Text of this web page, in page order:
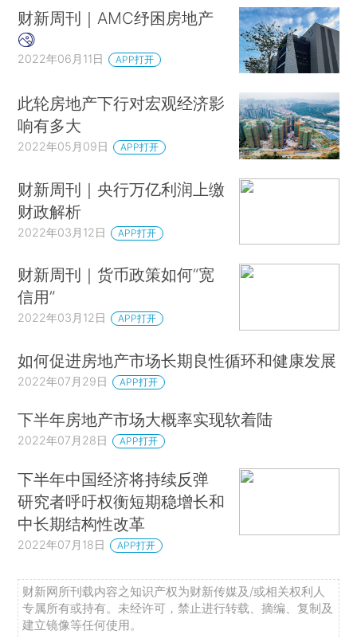
财新周刊｜AMC纾困房地产
2022年06月11日 APP打开
此轮房地产下行对宏观经济影
响有多大
2022年05月09日 APP打开
财新周刊｜央行万亿利润上缴
财政解析
2022年03月12日 APP打开
财新周刊｜货币政策如何“宽
信用”
2022年03月12日 APP打开
如何促进房地产市场长期良性循环和健康发展
2022年07月29日 APP打开
下半年房地产市场大概率实现软着陆
2022年07月28日 APP打开
下半年中国经济将持续反弹
研究者呼吁权衡短期稳增长和
中长期结构性改革
2022年07月18日 APP打开
财新网所刊载内容之知识产权为财新传媒及/或相关权利人
专属所有或持有。未经许可，禁止进行转载、摘编、复制及
建立镜像等任何使用。